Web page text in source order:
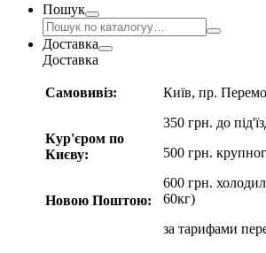
Пошук
Доставка
Доставка
Самовивіз:
Кур'єром по
Києву:
Новою Поштою:
Київ, пр.
350 грн. до
500 грн.
600 грн.
60кг)
за тарифами